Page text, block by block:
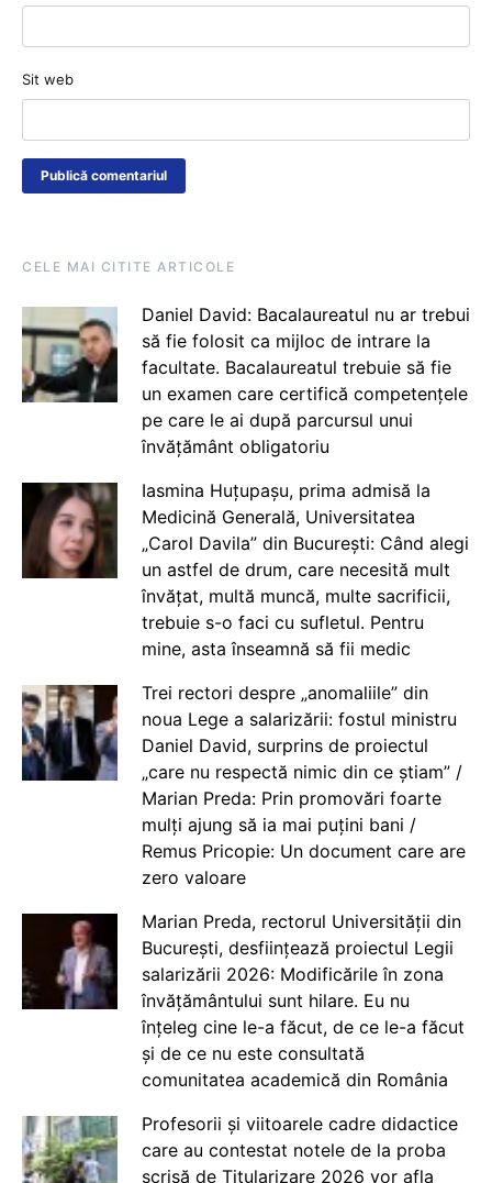
Sit web
CELE MAI CITITE ARTICOLE
Daniel David: Bacalaureatul nu ar trebui
să fie folosit ca mijloc de intrare la
facultate. Bacalaureatul trebuie să fie
un examen care certifică competențele
pe care le ai după parcursul unui
învățământ obligatoriu
Iasmina Huțupașu, prima admisă la
Medicină Generală, Universitatea
„Carol Davila” din București: Când alegi
un astfel de drum, care necesită mult
învățat, multă muncă, multe sacrificii,
trebuie s-o faci cu sufletul. Pentru
mine, asta înseamnă să fii medic
Trei rectori despre „anomaliile” din
noua Lege a salarizării: fostul ministru
Daniel David, surprins de proiectul
„care nu respectă nimic din ce știam” /
Marian Preda: Prin promovări foarte
mulți ajung să ia mai puțini bani /
Remus Pricopie: Un document care are
zero valoare
Marian Preda, rectorul Universității din
București, desființează proiectul Legii
salarizării 2026: Modificările în zona
învățământului sunt hilare. Eu nu
înțeleg cine le-a făcut, de ce le-a făcut
și de ce nu este consultată
comunitatea academică din România
Profesorii și viitoarele cadre didactice
care au contestat notele de la proba
scrisă de Titularizare 2026 vor afla